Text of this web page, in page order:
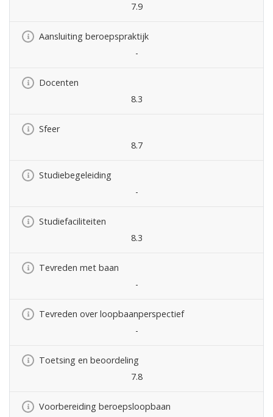
7.9
Aansluiting beroepspraktijk
-
Docenten
8.3
Sfeer
8.7
Studiebegeleiding
-
Studiefaciliteiten
8.3
Tevreden met baan
-
Tevreden over loopbaanperspectief
-
Toetsing en beoordeling
7.8
Voorbereiding beroepsloopbaan